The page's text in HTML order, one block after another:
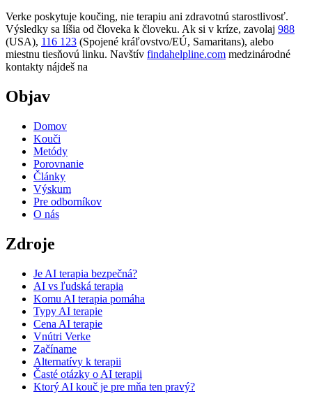
Verke poskytuje koučing, nie terapiu ani zdravotnú starostlivosť.
Výsledky sa líšia od človeka k človeku. Ak si v kríze, zavolaj 988
(USA), 116 123 (Spojené kráľovstvo/EÚ, Samaritans), alebo
miestnu tiesňovú linku. Navštív findahelpline.com medzinárodné
kontakty nájdeš na
Objav
Domov
Kouči
Metódy
Porovnanie
Články
Výskum
Pre odborníkov
O nás
Zdroje
Je AI terapia bezpečná?
AI vs ľudská terapia
Komu AI terapia pomáha
Typy AI terapie
Cena AI terapie
Vnútri Verke
Začíname
Alternatívy k terapii
Časté otázky o AI terapii
Ktorý AI kouč je pre mňa ten pravý?